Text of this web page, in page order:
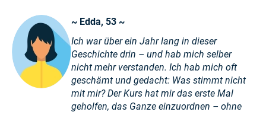
~ Edda, 53 ~
Ich war über ein Jahr lang in dieser
Geschichte drin – und hab mich selber
nicht mehr verstanden. Ich hab mich oft
geschämt und gedacht: Was stimmt nicht
mit mir? Der Kurs hat mir das erste Mal
geholfen, das Ganze einzuordnen – ohne